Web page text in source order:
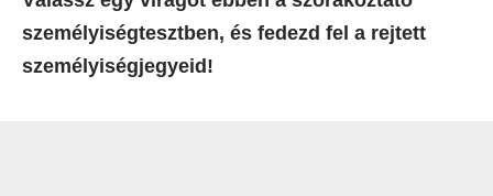
személyiségtesztben, és fedezd fel a rejtett
személyiségjegyeid!